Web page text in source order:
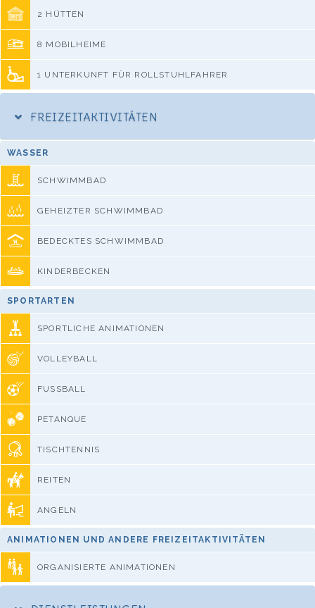
2 HÜTTEN
8 MOBILHEIME
1 UNTERKUNFT FÜR ROLLSTUHLFAHRER
FREIZEITAKTIVITÄTEN
WASSER
SCHWIMMBAD
GEHEIZTER SCHWIMMBAD
BEDECKTES SCHWIMMBAD
KINDERBECKEN
SPORTARTEN
SPORTLICHE ANIMATIONEN
VOLLEYBALL
FUSSBALL
PETANQUE
TISCHTENNIS
REITEN
ANGELN
ANIMATIONEN UND ANDERE FREIZEITAKTIVITÄTEN
ORGANISIERTE ANIMATIONEN